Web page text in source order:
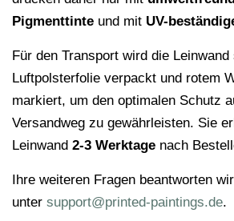
Pigmenttinte und mit UV-
Für den Transport wird die
Luftpolsterfolie verpackt und rotem
markiert, um den optimalen Schutz
Versandweg zu gewährleisten. Sie
Leinwand 2-3 Werktage nach
Ihre weiteren Fragen beantworten
unter support@printed-paintings.de.